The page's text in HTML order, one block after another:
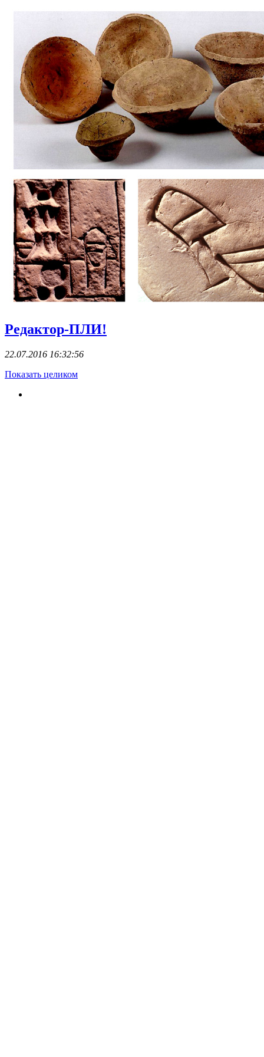
Редактор-ПЛИ!
22.07.2016 16:32:56
Показать целиком